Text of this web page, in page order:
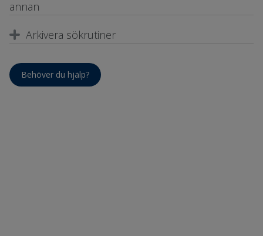
annan
Arkivera sökrutiner
Behöver du hjälp?